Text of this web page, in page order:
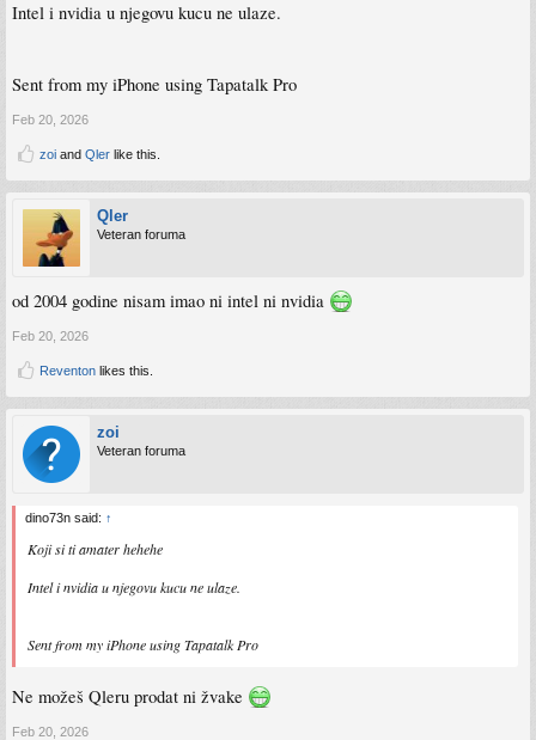
Intel i nvidia u njegovu kucu ne ulaze.
Sent from my iPhone using Tapatalk Pro
Feb 20, 2026
zoi and Qler like this.
Qler
Veteran foruma
od 2004 godine nisam imao ni intel ni nvidia
Feb 20, 2026
Reventon likes this.
zoi
Veteran foruma
dino73n said: ↑
Koji si ti amater hehehe
Intel i nvidia u njegovu kucu ne ulaze.
Sent from my iPhone using Tapatalk Pro
Ne možeš Qleru prodat ni žvake
Feb 20, 2026